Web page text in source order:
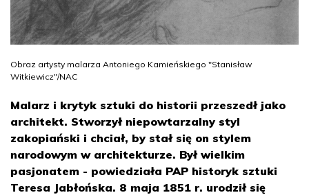
Obraz artysty malarza Antoniego Kamieńskiego "Stanisław
Witkiewicz"/NAC
Malarz i krytyk sztuki do historii przeszedł jako
architekt. Stworzył niepowtarzalny styl
zakopiański i chciał, by stał się on stylem
narodowym w architekturze. Był wielkim
pasjonatem - powiedziała PAP historyk sztuki
Teresa Jabłońska. 8 maja 1851 r. urodził się